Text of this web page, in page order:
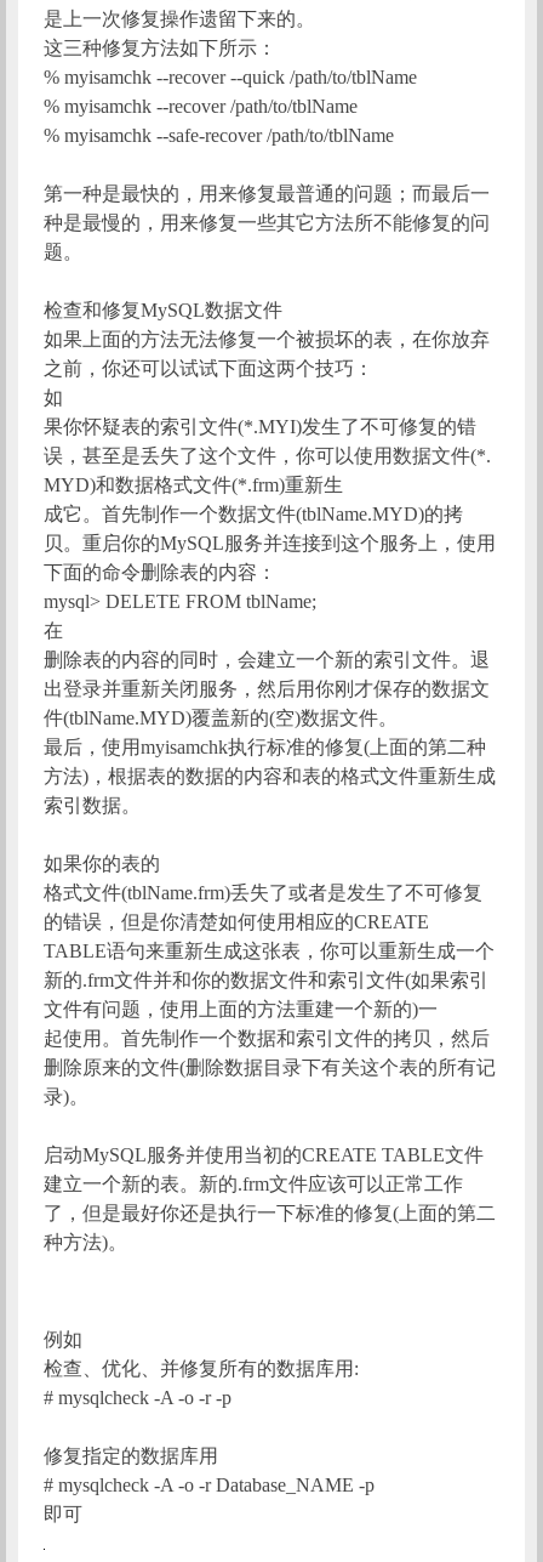
是上一次修复操作遗留下来的。
这三种修复方法如下所示：
% myisamchk --recover --quick /path/to/tblName
% myisamchk --recover /path/to/tblName
% myisamchk --safe-recover /path/to/tblName
第一种是最快的，用来修复最普通的问题；而最后一
种是最慢的，用来修复一些其它方法所不能修复的问
题。
检查和修复MySQL数据文件
如果上面的方法无法修复一个被损坏的表，在你放弃
之前，你还可以试试下面这两个技巧：
如
果你怀疑表的索引文件(*.MYI)发生了不可修复的错
误，甚至是丢失了这个文件，你可以使用数据文件(*.
MYD)和数据格式文件(*.frm)重新生
成它。首先制作一个数据文件(tblName.MYD)的拷
贝。重启你的MySQL服务并连接到这个服务上，使用
下面的命令删除表的内容：
mysql> DELETE FROM tblName;
在
删除表的内容的同时，会建立一个新的索引文件。退
出登录并重新关闭服务，然后用你刚才保存的数据文
件(tblName.MYD)覆盖新的(空)数据文件。
最后，使用myisamchk执行标准的修复(上面的第二种
方法)，根据表的数据的内容和表的格式文件重新生成
索引数据。
如果你的表的
格式文件(tblName.frm)丢失了或者是发生了不可修复
的错误，但是你清楚如何使用相应的CREATE
TABLE语句来重新生成这张表，你可以重新生成一个
新的.frm文件并和你的数据文件和索引文件(如果索引
文件有问题，使用上面的方法重建一个新的)一
起使用。首先制作一个数据和索引文件的拷贝，然后
删除原来的文件(删除数据目录下有关这个表的所有记
录)。
启动MySQL服务并使用当初的CREATE TABLE文件
建立一个新的表。新的.frm文件应该可以正常工作
了，但是最好你还是执行一下标准的修复(上面的第二
种方法)。
例如
检查、优化、并修复所有的数据库用:
# mysqlcheck -A -o -r -p
修复指定的数据库用
# mysqlcheck -A -o -r Database_NAME -p
即可